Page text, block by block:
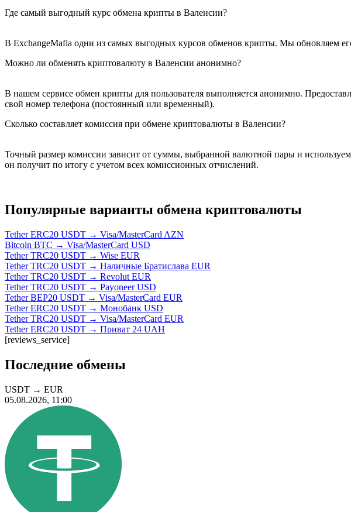
Где самый выгодный курс обмена крипты в Валенсии?
В ExchangeMafia одни из самых выгодных курсов обменов крипты. Мы обновляем
Можно ли обменять криптовалюту в Валенсии анонимно?
В нашем сервисе обмен крипты для пользователя выполняется анонимно.
свой номер телефона (постоянный или временный).
Сколько составляет комиссия при обмене криптовалюты в Валенсии?
Точный размер комиссии зависит от суммы, выбранной валютной пары и
он получит по итогу с учетом всех комиссионных отчислений.
Популярные варианты обмена криптовалюты
Tether ERC20 USDT → Visa/MasterCard AZN
Bitcoin BTC → Visa/MasterCard USD
Tether TRC20 USDT → Wise EUR
Tether TRC20 USDT → Наличные Братислава EUR
Tether TRC20 USDT → Revolut EUR
Tether TRC20 USDT → Payoneer USD
Tether BEP20 USDT → Visa/MasterCard EUR
Tether ERC20 USDT → Монобанк USD
Tether TRC20 USDT → Visa/MasterCard EUR
Tether ERC20 USDT → Приват 24 UAH
[reviews_service]
Последние обмены
USDT → EUR
05.08.2026, 11:00